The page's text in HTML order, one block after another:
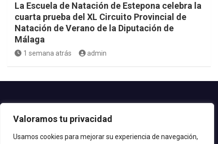
Valoramos tu privacidad
Usamos cookies para mejorar su experiencia de navegación,
La Escuela de Natación de Estepona celebra la
cuarta prueba del XL Circuito Provincial de
Natación de Verano de la Diputación de
Málaga
1 semana atrás admin
Teléfono: 952.80.24.44